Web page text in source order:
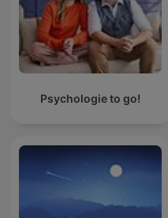
Psychologie to go!